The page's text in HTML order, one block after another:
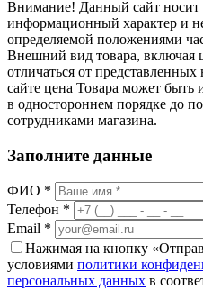
Внимание! Данный сайт носит
информационный характер и
определяемой положениями
Внешний вид товара, включая
отличаться от
сайте цена Товара может быть
в одностороннем порядке до
сотрудниками магазина.
Заполните данные
ФИО *
Телефон *
Email *
Нажимая на кнопку
условиями политики
персональных данных в